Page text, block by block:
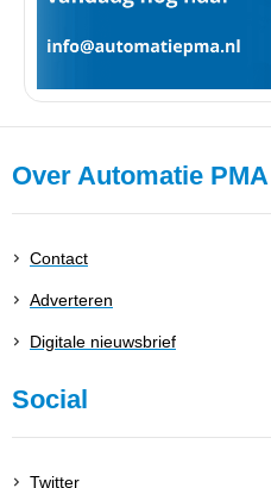
Over Automatie PMA
Contact
Adverteren
Digitale nieuwsbrief
Social
Twitter